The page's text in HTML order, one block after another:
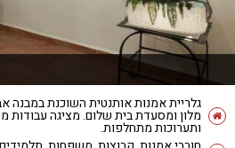
מלון ומסעדת בית שלום. מציגה עבודות
ותערוכות מתחלפות.